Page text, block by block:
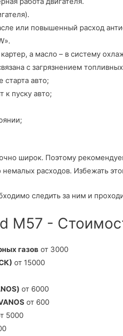
или повышенный расход
а масло – в систему
с загрязнением
авто;
к пуску авто;
широк. Поэтому
немалых расходов. Избежать
следить за ним и
M57 -
газов от 3000
от 15000
от 6000
от 600
5000